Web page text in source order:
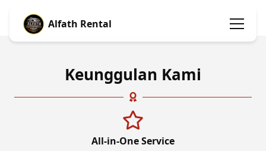
Alfath Rental
Keunggulan Kami
All-in-One Service